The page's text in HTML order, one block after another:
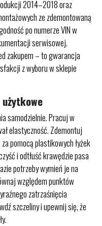
2014–2018 oraz
ze zdemontowaną
po numerze VIN w
serwisowej.
zakupem – to gwarancja
z wyboru w sklepie
samodzielnie. Pracuj w
elastyczność. Zdemontuj
pomocą plastikowych łyżek
i odtłuść krawędzie pasa
potrzeby wymień je na
względem punktów
zatrzaśnięcia
szczeliny i upewnij się, że